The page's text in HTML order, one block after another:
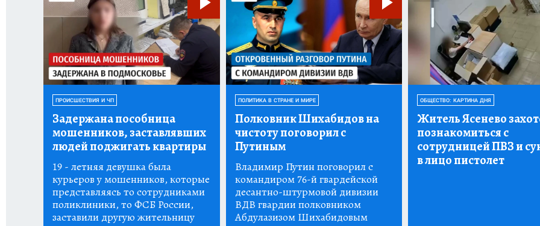
ПРОИСШЕСТВИЯ И ЧП
Задержана пособница
мошенников, заставлявших
людей поджигать квартиры
19 - летняя девушка была
курьеров у мошенников, которые
представляясь то сотрудниками
поликлиники, то ФСБ России,
заставили другую жительницу
ПОЛИТИКА В СТРАНЕ И МИРЕ
Полковник Шихабидов на
чистоту поговорил с
Путиным
Владимир Путин поговорил с
командиром 76-й гвардейской
десантно-штурмовой дивизии
ВДВ гвардии полковником
Абдулазизом Шихабидовым
ОБЩЕСТВО: КАРТИНА ДНЯ
Житель Ясенево
познакомиться с
сотрудницей ПВЗ и
в лицо пистолет